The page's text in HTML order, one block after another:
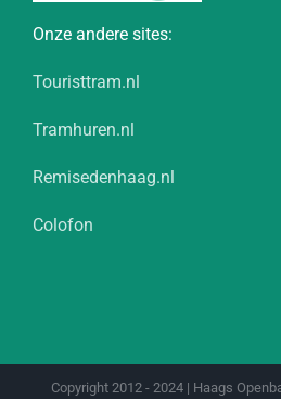
Onze andere sites:
Touristtram.nl
Tramhuren.nl
Remisedenhaag.nl
Colofon
Copyright 2012 - 2024 | Haags